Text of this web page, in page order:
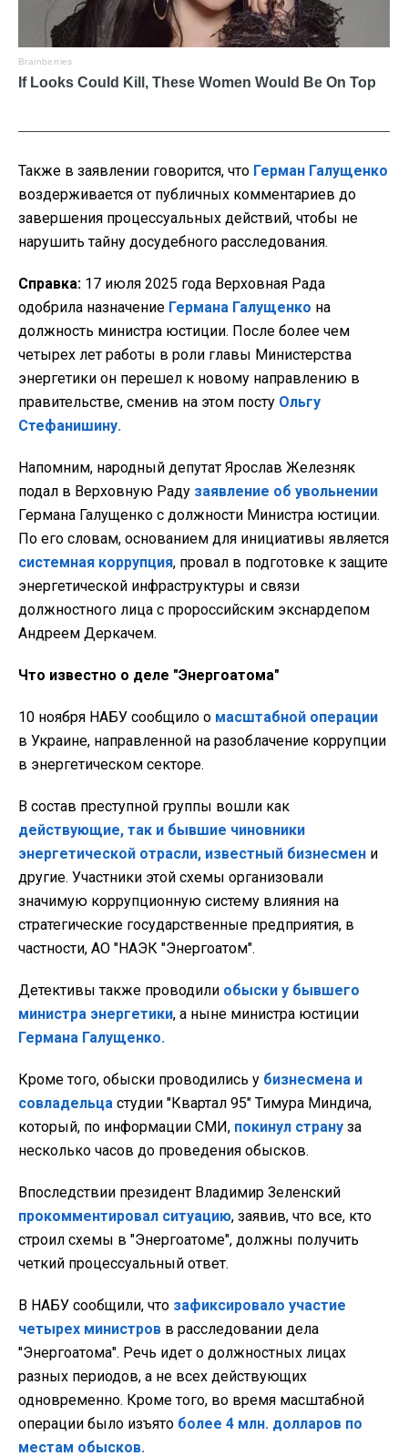
Также в заявлении говорится, что Герман Галущенко
воздерживается от публичных комментариев до
завершения процессуальных действий, чтобы не
нарушить тайну досудебного расследования.
Справка: 17 июля 2025 года Верховная Рада
одобрила назначение Германа Галущенко на
должность министра юстиции. После более чем
четырех лет работы в роли главы Министерства
энергетики он перешел к новому направлению в
правительстве, сменив на этом посту Ольгу
Стефанишину.
Напомним, народный депутат Ярослав Железняк
подал в Верховную Раду заявление об увольнении
Германа Галущенко с должности Министра юстиции.
По его словам, основанием для инициативы является
системная коррупция, провал в подготовке к защите
энергетической инфраструктуры и связи
должностного лица с пророссийским экснардепом
Андреем Деркачем.
Что известно о деле "Энергоатома"
10 ноября НАБУ сообщило о масштабной операции
в Украине, направленной на разоблачение коррупции
в энергетическом секторе.
В состав преступной группы вошли как
действующие, так и бывшие чиновники
энергетической отрасли, известный бизнесмен и
другие. Участники этой схемы организовали
значимую коррупционную систему влияния на
стратегические государственные предприятия, в
частности, АО "НАЭК "Энергоатом".
Детективы также проводили обыски у бывшего
министра энергетики, а ныне министра юстиции
Германа Галущенко.
Кроме того, обыски проводились у бизнесмена и
совладельца студии "Квартал 95" Тимура Миндича,
который, по информации СМИ, покинул страну за
несколько часов до проведения обысков.
Впоследствии президент Владимир Зеленский
прокомментировал ситуацию, заявив, что все, кто
строил схемы в "Энергоатоме", должны получить
четкий процессуальный ответ.
В НАБУ сообщили, что зафиксировало участие
четырех министров в расследовании дела
"Энергоатома". Речь идет о должностных лицах
разных периодов, а не всех действующих
одновременно. Кроме того, во время масштабной
операции было изъято более 4 млн. долларов по
местам обысков.